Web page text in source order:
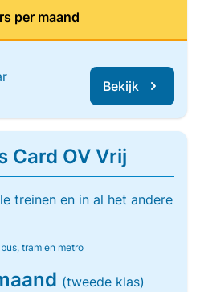
per maand
Bekijk
Card OV Vrij
treinen en in al het andere
tram en metro
(tweede klas)